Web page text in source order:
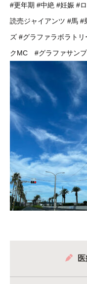
#更年期 #中絶 #妊娠 #
読売ジャイアンツ #馬 #
ズ #グラファラボラトリ
クMC
#グラファサン